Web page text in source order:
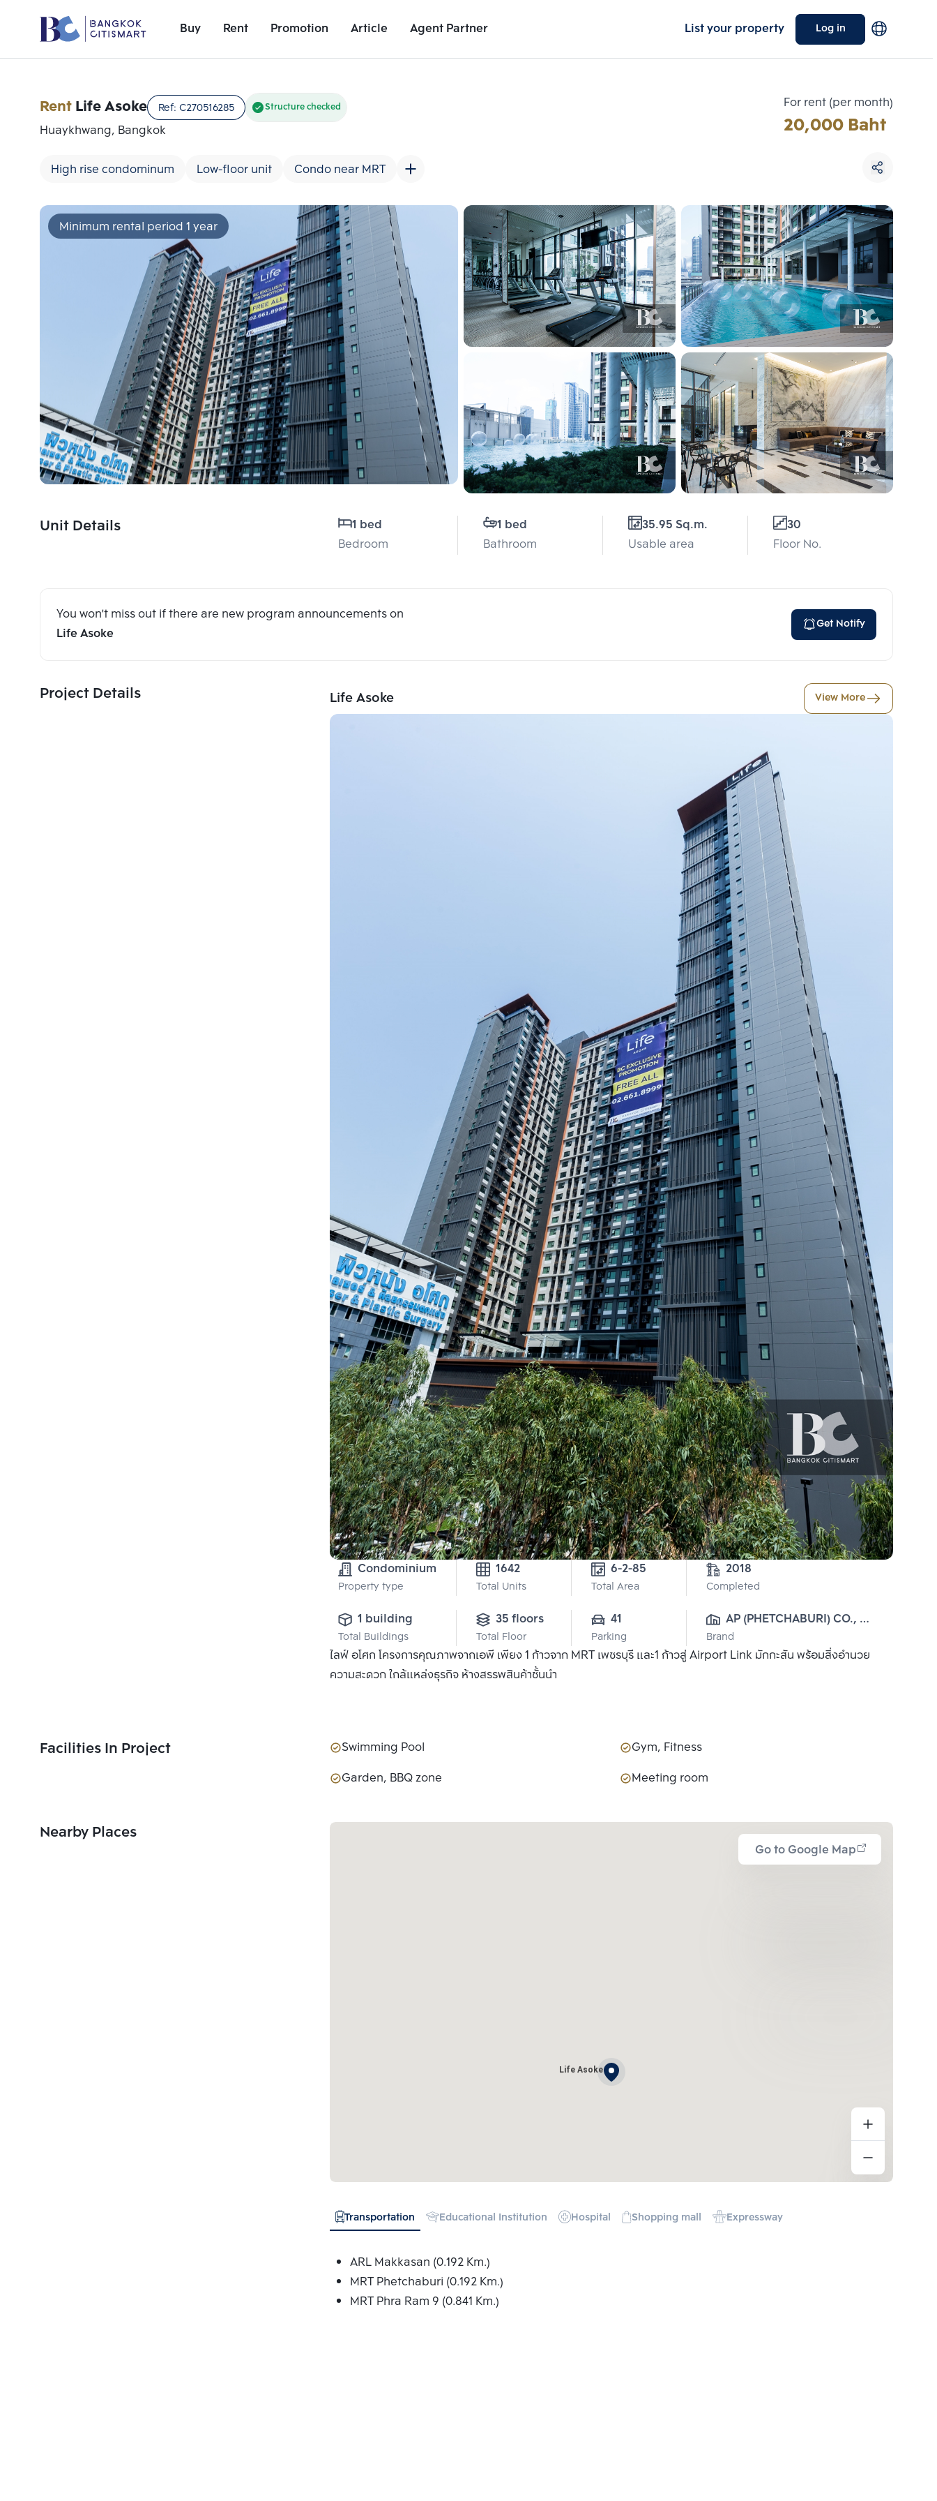
Buy Rent Promotion Article Agent Partner List your property Log in
Unit Details
RentLife Asoke Ref: C270516285 Structure checked
Huaykhwang, Bangkok
High rise condominum Low-floor unit Condo near MRT
For rent (per month)
20,000 Baht
Minimum rental period 1 year
Unit Details
1 bed
Bedroom
1 bed
Bathroom
35.95 Sq.m.
Usable area
30
Floor No.
You won't miss out if there are new program announcements on
Life Asoke
Get Notify
Project Details Life Asoke View More
Condominium
Property type
1642
Total Units
6-2-85
Total Area
2018
Completed
1 building
Total Buildings
35 floors
Total Floor
41
Parking
AP (PHETCHABURI) CO.,
LTD
Brand
ไลฟ์ อโศก โครงการคุณภาพจากเอพี เพียง 1 ก้าวจาก MRT เพชรบุรี และ1 ก้าวสู่ Airport Link มักกะสัน พร้อมสิ่งอำนวย
ความสะดวก ใกล้แหล่งธุรกิจ ห้างสรรพสินค้าชั้นนำ
Facilities In Project Swimming Pool
Gym, Fitness
Garden, BBQ zone
Meeting room
Nearby Places
Go to Google Map
Life Asoke
Transportation Educational Institution Hospital Shopping mall Expressway
ARL Makkasan (0.192 Km.)
MRT Phetchaburi (0.192 Km.)
MRT Phra Ram 9 (0.841 Km.)
Add comparative units
Number 1
Add comparative units
Number 2
Add comparative units
Number 3
Choose comparative unit
Maximum 3 units
Compare
Clear all